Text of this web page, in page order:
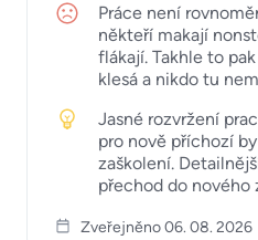
Práce není
někteří makají
flákají. Takhle to
klesá a nikdo tu
Jasné rozvržení
pro nově příchozí
zaškolení.
přechod do nového
Zveřejněno 06. 08. 2026